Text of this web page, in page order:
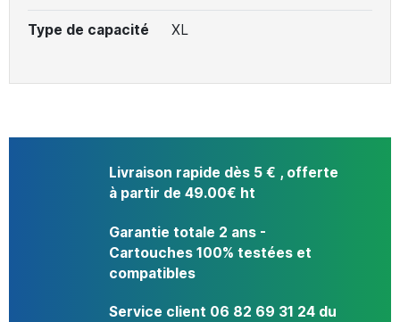
Type de capacité XL
Livraison rapide dès 5 € , offerte
à partir de 49.00€ ht
Garantie totale 2 ans -
Cartouches 100% testées et
compatibles
Service client 06 82 69 31 24 du